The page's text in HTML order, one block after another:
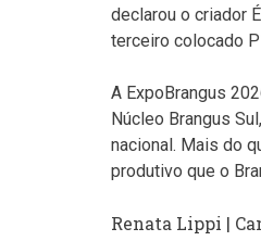
declarou o criador
terceiro colocado
A ExpoBrangus
Núcleo Brangus
nacional. Mais do
produtivo que o
Renata Lippi |